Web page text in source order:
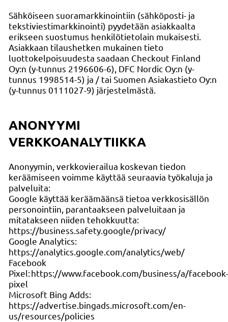
Sähköiseen suoramarkkinointiin (sähköposti- ja
tekstiviestimarkkinointi) pyydetään asiakkaalta
erikseen suostumus henkilötietolain mukaisesti.
Asiakkaan tilaushetken mukainen tieto
luottokelpoisuudesta saadaan Checkout Finland
Oy:n (y-tunnus 2196606-6), DFC Nordic Oy:n (y-
tunnus 1998514-5) ja / tai Suomen Asiakastieto Oy:n
(y-tunnus 0111027-9) järjestelmästä.
ANONYYMI
VERKKOANALYTIIKKA
Anonyymin, verkkovierailua koskevan tiedon
keräämiseen voimme käyttää seuraavia työkaluja ja
palveluita:
Google käyttää keräämäänsä tietoa verkkosisällön
personointiin, parantaakseen palveluitaan ja
mitatakseen niiden tehokkuutta:
https://business.safety.google/privacy/
Google Analytics:
https://analytics.google.com/analytics/web/
Facebook
Pixel: https://www.facebook.com/business/a/facebook-
pixel
Microsoft Bing Adds:
https://advertise.bingads.microsoft.com/en-
us/resources/policies